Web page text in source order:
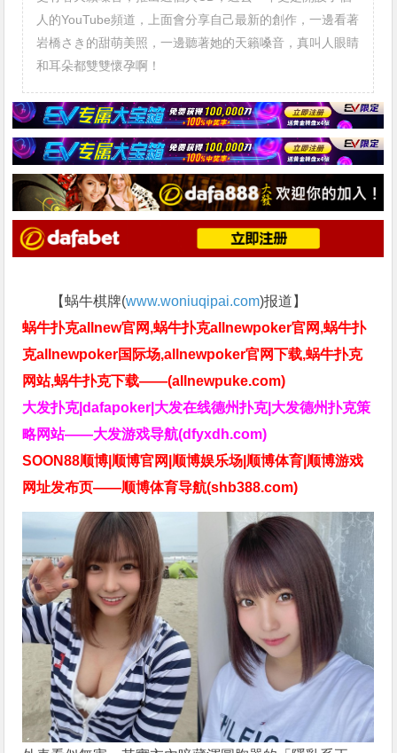
人的YouTube頻道，上面會分享自己最新的創作，一邊看著
岩橋さき的甜萌美照，一邊聽著她的天籟嗓音，真叫人眼睛
和耳朵都雙雙懷孕啊！
【蜗牛棋牌(www.woniuqipai.com)报道】
蜗牛扑克allnew官网,蜗牛扑克allnewpoker官网,蜗牛扑
克allnewpoker国际场,allnewpoker官网下载,蜗牛扑克
网站,蜗牛扑克下载——(allnewpuke.com)
大发扑克|dafapoker|大发在线德州扑克|大发德州扑克策
略网站——大发游戏导航(dfyxdh.com)
SOON88顺博|顺博官网|顺博娱乐场|顺博体育|顺博游戏
网址发布页——顺博体育导航(shb388.com)